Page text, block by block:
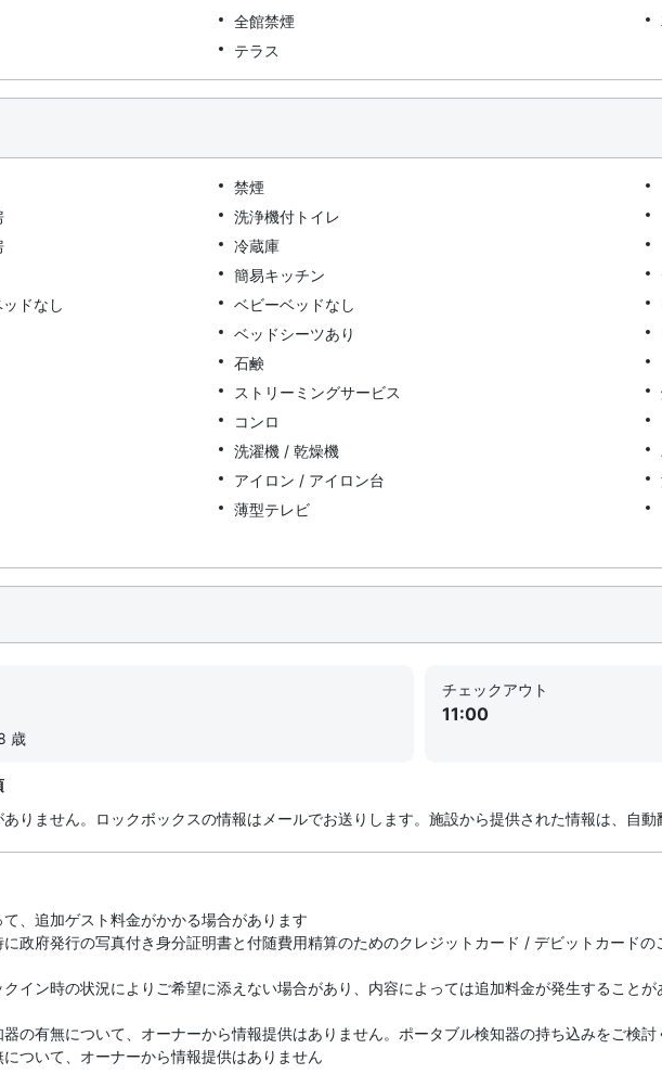
全館禁煙
テラス
禁煙
洗浄機付トイレ
冷蔵庫
簡易キッチン
ドなし
ベビーベッドなし
ベッドシーツあり
石鹸
ストリーミングサービス
コンロ
洗濯機 / 乾燥機
アイロン / アイロン台
薄型テレビ
歳
チェックアウト
11:00
りません。ロックボックスの情報はメールでお送りします。施設から提供された情報は、自
、追加ゲスト料金がかかる場合があります
政府発行の写真付き身分証明書と付随費用精算のためのクレジットカード / デビットカード
イン時の状況によりご希望に添えない場合があり、内容によっては追加料金が発生すること
の有無について、オーナーから情報提供はありません。ポータブル検知器の持ち込みをご検討
ついて、オーナーから情報提供はありません